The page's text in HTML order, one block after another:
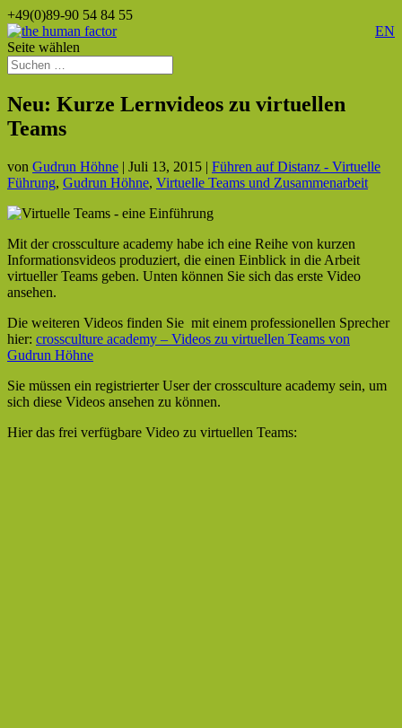
+49(0)89-90 54 84 55
EN
Seite wählen
Neu: Kurze Lernvideos zu virtuellen
Teams
von Gudrun Höhne | Juli 13, 2015 | Führen auf Distanz - Virtuelle
Führung, Gudrun Höhne, Virtuelle Teams und Zusammenarbeit
Mit der crossculture academy habe ich eine Reihe von kurzen
Informationsvideos produziert, die einen Einblick in die Arbeit
virtueller Teams geben. Unten können Sie sich das erste Video
ansehen.
Die weiteren Videos finden Sie mit einem professionellen Sprecher
hier: crossculture academy – Videos zu virtuellen Teams von
Gudrun Höhne
Sie müssen ein registrierter User der crossculture academy sein, um
sich diese Videos ansehen zu können.
Hier das frei verfügbare Video zu virtuellen Teams: